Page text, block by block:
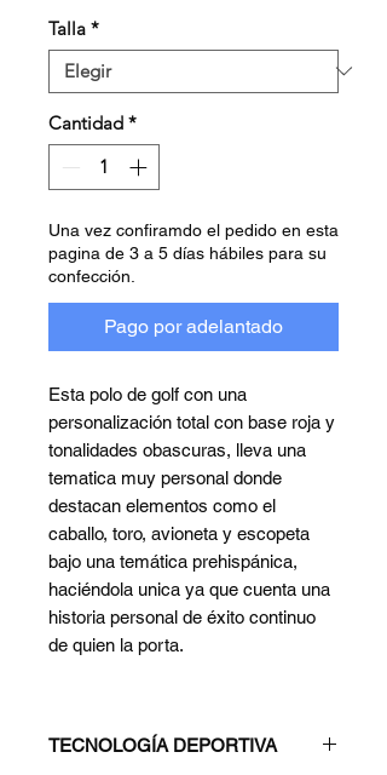
Talla *
Cantidad *
Una vez confiramdo el pedido en esta
pagina de 3 a 5 días hábiles para su
confección.
Pago por adelantado
Esta polo de golf con una
personalización total con base roja y
tonalidades obascuras, lleva una
tematica muy personal donde
destacan elementos como el
caballo, toro, avioneta y escopeta
bajo una temática prehispánica,
haciéndola unica ya que cuenta una
historia personal de éxito continuo
de quien la porta.
TECNOLOGÍA DEPORTIVA